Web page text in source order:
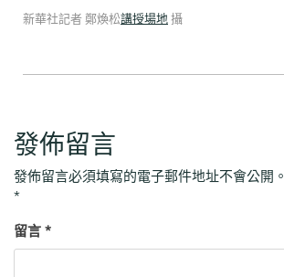
新華社記者 鄭煥松講授場地 攝
發佈留言
發佈留言必須填寫的電子郵件地址不會公開。
*
留言 *